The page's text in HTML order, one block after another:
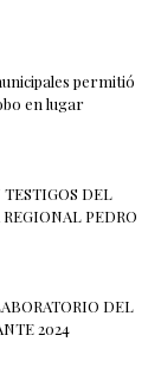
permitió
en lugar
DEL
PEDRO
DEL
2024